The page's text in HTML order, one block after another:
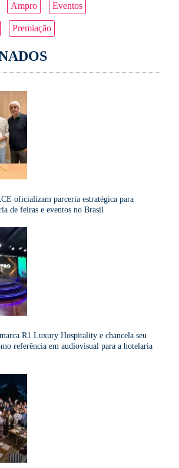
Link
Ampro Eventos
Premiação
oficializam parceria estratégica para
de feiras e eventos no Brasil
R1 Luxury Hospitality e chancela seu
referência em audiovisual para a hotelaria